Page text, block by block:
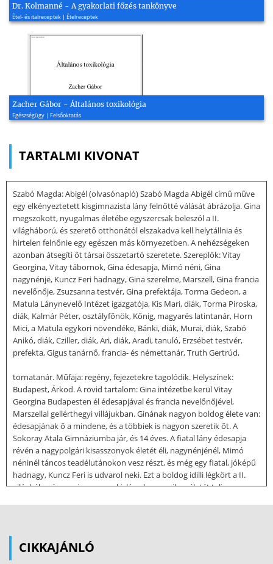
Dr. Kolmanné - A gyakorlati főzés tankönyve
Étel- és italreceptek | Ételreceptek
Zacher Gábor - Általános toxikológia
Egészségügy | Felsőoktatás
TARTALMI KIVONAT
Szabó Magda: Abigél (olvasónapló) Szabó Magda Abigél című műve
egy elkényeztetett kisgimnazista lány felnőtté válását ábrázolja. Gina
megszokott, nyugalmas életébe egyszercsak beleszól a II.
világháború, és szerető otthonától elszakadva kell helytállnia és
hirtelen felnőnie egy egészen más környezetben. A nehézségeken
azonban átsegíti őt társai összetartó szeretete. Szereplők: Vitay
Georgina, Vitay tábornok, Gina édesapja, Mimó néni, Gina
nagynénje, Kuncz Feri hadnagy, Gina szerelme, Marszell, Gina francia
nevelőnője, Zsuzsanna testvér, Gina prefektája, Torma Gedeon, a
Matula Lánynevelő Intézet igazgatója, Kis Mari, diák, Torma Piroska,
diák, Kalmár Péter, osztályfőnök, Kőnig, magyarés latintanár, Horn
Mici, a Matula egykori növendéke, Bánki, diák, Murai, diák, Szabó
Anikó, diák, Cziller, diák, Ari, diák, Aradi, tanuló, Erzsébet testvér,
prefekta, Gigus tanárnő, francia- és némettanár, Truth Gertrúd,
tornatanár. Műfaja: regény, fejezetekre tagolódik. Helyszínek:
Budapest, Árkod. A rövid tartalom: Gina intézetbe kerül Vitay
Georgina Budapesten él édesapjával és francia nevelőnőjével,
Marszellal gellérthegyi villájukban. Ginának nagyon boldog élete van:
édesapjának ő a mindene, és a többiek is nagyon szeretik őt. A
Sokoray Atala Gimnáziumba jár, és 14 éves. A fiatal lány édesapja
révén a nagypolgári kisasszonyok életét éli, nagynénjénél, Mimó
néninél táncos teadélutánokon vesz részt, és még egy fiatal, jóképű
hadnagy, Kuncz Feri is udvarol neki. Ezt a boldog idilli légkört a II.
világháború zavarja meg, s a kislány harmonikus életét teljesen
CIKKAJÁNLÓ